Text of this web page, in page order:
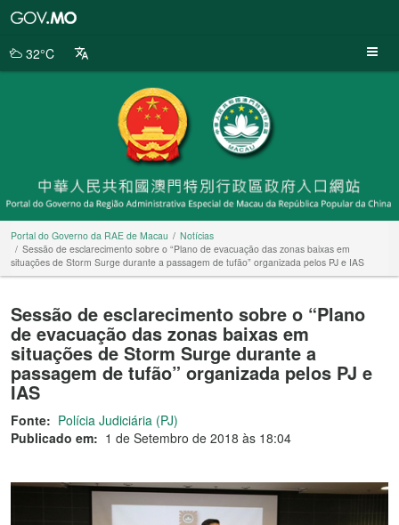
da
32°C
Portal do Governo da RAE de Macau
Notícias
Sessão de esclarecimento sobre o “Plano de evacuação das zonas baixas em
situações de Storm Surge durante a passagem de tufão” organizada pelos PJ e IAS
Sessão de esclarecimento sobre o “Plano
de evacuação das zonas baixas em
situações de Storm Surge durante a
passagem de tufão” organizada pelos PJ e
IAS
Fonte: Polícia Judiciária (PJ)
Publicado em: 1 de Setembro de 2018 às 18:04